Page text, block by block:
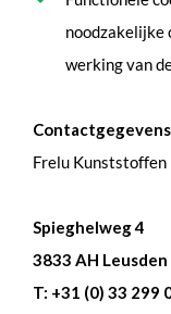
noodzakelijke
werking van
Contactgegevens
Frelu Kunststoffen
Spieghelweg 4
3833 AH Leusden
T: +31 (0) 33 299